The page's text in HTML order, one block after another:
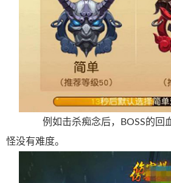
例如击杀痴念后，BOSS的回
怪没有难度。